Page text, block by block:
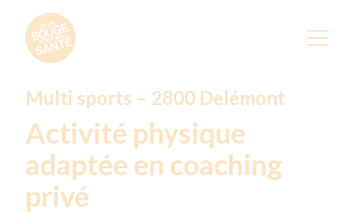
Multi sports – 2800 Delémont
Activité physique
adaptée en coaching
privé